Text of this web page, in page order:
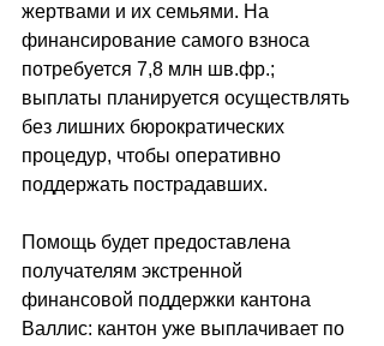
жертвами и их семьями. На
финансирование самого взноса
потребуется 7,8 млн шв.фр.;
выплаты планируется осуществлять
без лишних бюрократических
процедур, чтобы оперативно
поддержать пострадавших.
Помощь будет предоставлена
получателям экстренной
финансовой поддержки кантона
Валлис: кантон уже выплачивает по